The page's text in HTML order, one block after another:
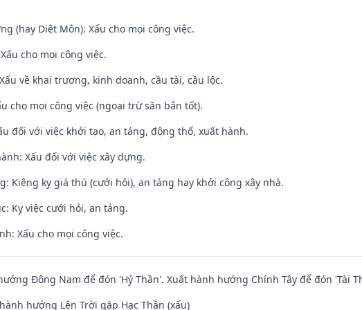
(hay Diệt Môn): Xấu cho mọi công việc.
cho mọi công việc.
về khai trương, kinh doanh, cầu tài, cầu lộc.
cho mọi công việc (ngoại trừ săn bắn tốt).
đối với việc khởi tạo, an táng, động thổ, xuất hành.
Xấu đối với việc xây dựng.
Kiêng kỵ giá thú (cưới hỏi), an táng hay khởi công xây nhà.
Kỵ việc cưới hỏi, an táng.
Xấu cho mọi công việc.
Đông Nam để đón 'Hỷ Thần'. Xuất hành hướng Chính Tây để đón 'Tài
hướng Lên Trời gặp Hạc Thần (xấu)